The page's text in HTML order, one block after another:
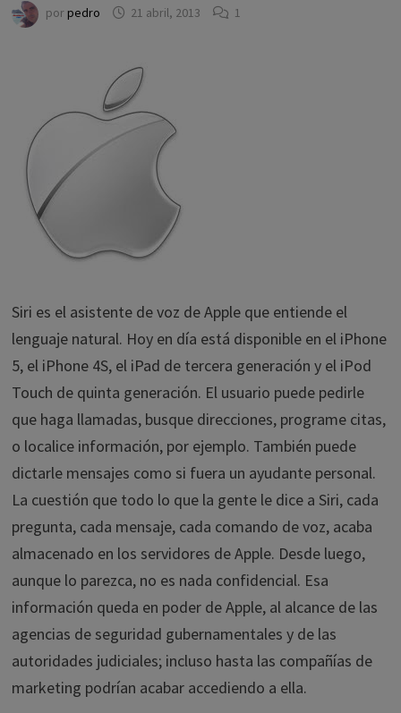
porpedro 21 abril, 2013 1
Siri es el asistente de voz de Apple que entiende el
lenguaje natural. Hoy en día está disponible en el iPhone
5, el iPhone 4S, el iPad de tercera generación y el iPod
Touch de quinta generación. El usuario puede pedirle
que haga llamadas, busque direcciones, programe citas,
o localice información, por ejemplo. También puede
dictarle mensajes como si fuera un ayudante personal.
La cuestión que todo lo que la gente le dice a Siri, cada
pregunta, cada mensaje, cada comando de voz, acaba
almacenado en los servidores de Apple. Desde luego,
aunque lo parezca, no es nada confidencial. Esa
información queda en poder de Apple, al alcance de las
agencias de seguridad gubernamentales y de las
autoridades judiciales; incluso hasta las compañías de
marketing podrían acabar accediendo a ella.